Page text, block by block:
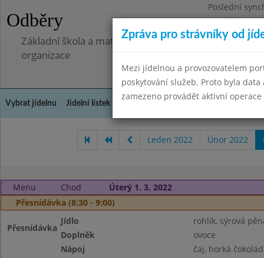
Odběry
Poslední
Pondělí
Základní škola a mateřská škola Libá, okres Cheb,
organizace
Vybrat jídelnu Jídelní lístek Kontakty a informace
Leden 2022 Únor 2022
Menu Chod
Úterý 1. 3. 2022
Přesnídávka (8:30 - 9:00)
Přesnídávka
Jídlo
rohlík, sýrová
Doplněk
ovoce
Nápoj
čaj, horká
Zpráva pro strávníky od
Mezi jídelnou a provozovatelem
poskytování služeb. Proto byla
zamezeno provádět aktivní